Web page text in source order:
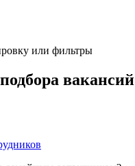
или фильтры
вакансий